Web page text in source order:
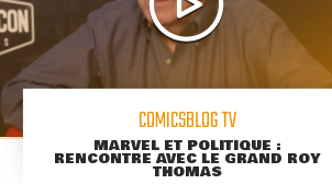
COMICSBLOG TV
MARVEL ET POLITIQUE :
RENCONTRE AVEC LE GRAND ROY
THOMAS